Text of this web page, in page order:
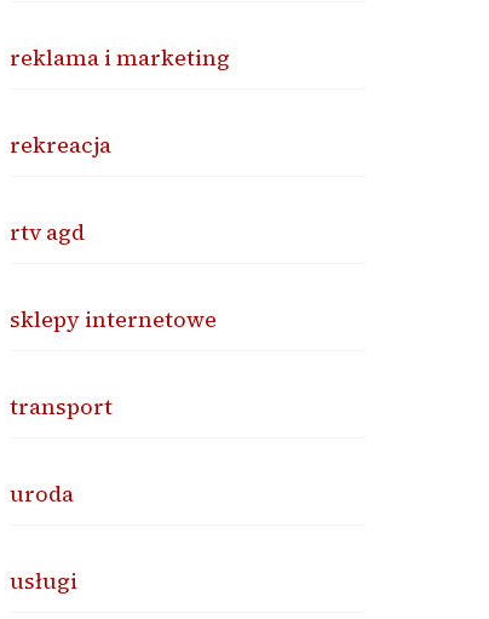
reklama i marketing
rekreacja
rtv agd
sklepy internetowe
transport
uroda
usługi